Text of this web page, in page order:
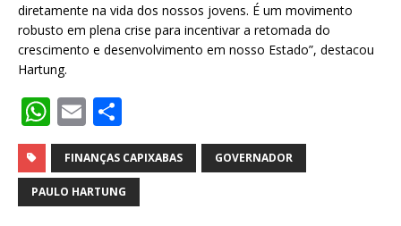
diretamente na vida dos nossos jovens. É um movimento
robusto em plena crise para incentivar a retomada do
crescimento e desenvolvimento em nosso Estado”, destacou
Hartung.
W
h
at
s
E
m
ai
l
h
ar
e
FINANÇAS CAPIXABAS GOVERNADOR
PAULO HARTUNG